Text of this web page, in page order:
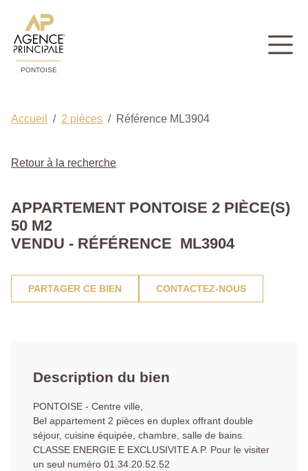
PONTOISE
Accueil 2 pièces Référence ML3904
Retour à la recherche
APPARTEMENT PONTOISE 2 PIÈCE(S)
50 M2
VENDU - RÉFÉRENCE ML3904
PARTAGER CE BIEN CONTACTEZ-NOUS
Description du bien
PONTOISE - Centre ville,
Bel appartement 2 pièces en duplex offrant double
séjour, cuisine équipée, chambre, salle de bains.
CLASSE ENERGIE E EXCLUSIVITE A.P. Pour le visiter
un seul numéro 01.34.20.52.52